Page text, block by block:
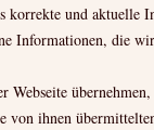
korrekte und aktuelle
die
ihnen